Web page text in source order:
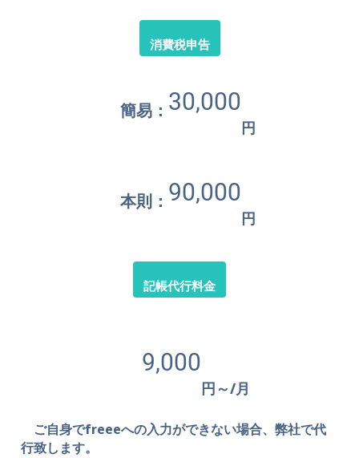
消費税申告
簡易： 30,000
円
本則： 90,000
円
記帳代行料金
9,000
円～/月
ご自身でfreeeへの入力ができない場合、弊社で代
行致します。